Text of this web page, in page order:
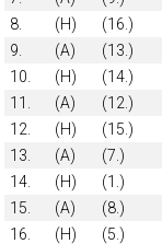
8.
(H) (16.)
9.
(A) (13.)
10.
(H) (14.)
11.
(A) (12.)
12.
(H) (15.)
13.
(A) (7.)
14.
(H) (1.)
15.
(A) (8.)
16.
(H) (5.)